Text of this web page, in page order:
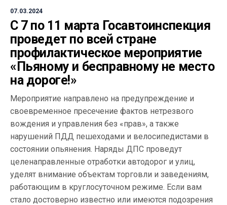
07.03.2024
С 7 по 11 марта Госавтоинспекция
проведет по всей стране
профилактическое мероприятие
«Пьяному и бесправному не место
на дороге!»
Мероприятие направлено на предупреждение и
своевременное пресечение фактов нетрезвого
вождения и управления без «прав», а также
нарушений ПДД пешеходами и велосипедистами в
состоянии опьянения. Наряды ДПС проведут
целенаправленные отработки автодорог и улиц,
уделят внимание объектам торговли и заведениям,
работающим в круглосуточном режиме. Если вам
стало достоверно известно или имеются подозрения